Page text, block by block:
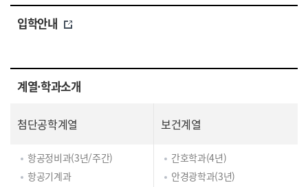
입학안내
계열·학과소개
첨단공학계열
항공정비과(3년/주간)
항공기계과
보건계열
간호학과(4년)
안경광학과(3년)